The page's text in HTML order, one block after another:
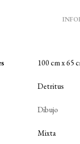
100 cm x 65
Detritus
Dibujo
Mixta